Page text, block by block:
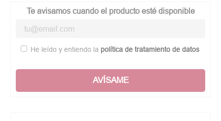
Te avisamos cuando el producto esté disponible
He leído y entiendo la política de tratamiento de datos
AVÍSAME